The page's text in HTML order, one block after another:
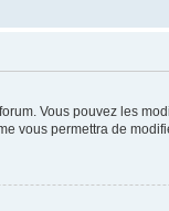
Vous pouvez les
vous permettra de